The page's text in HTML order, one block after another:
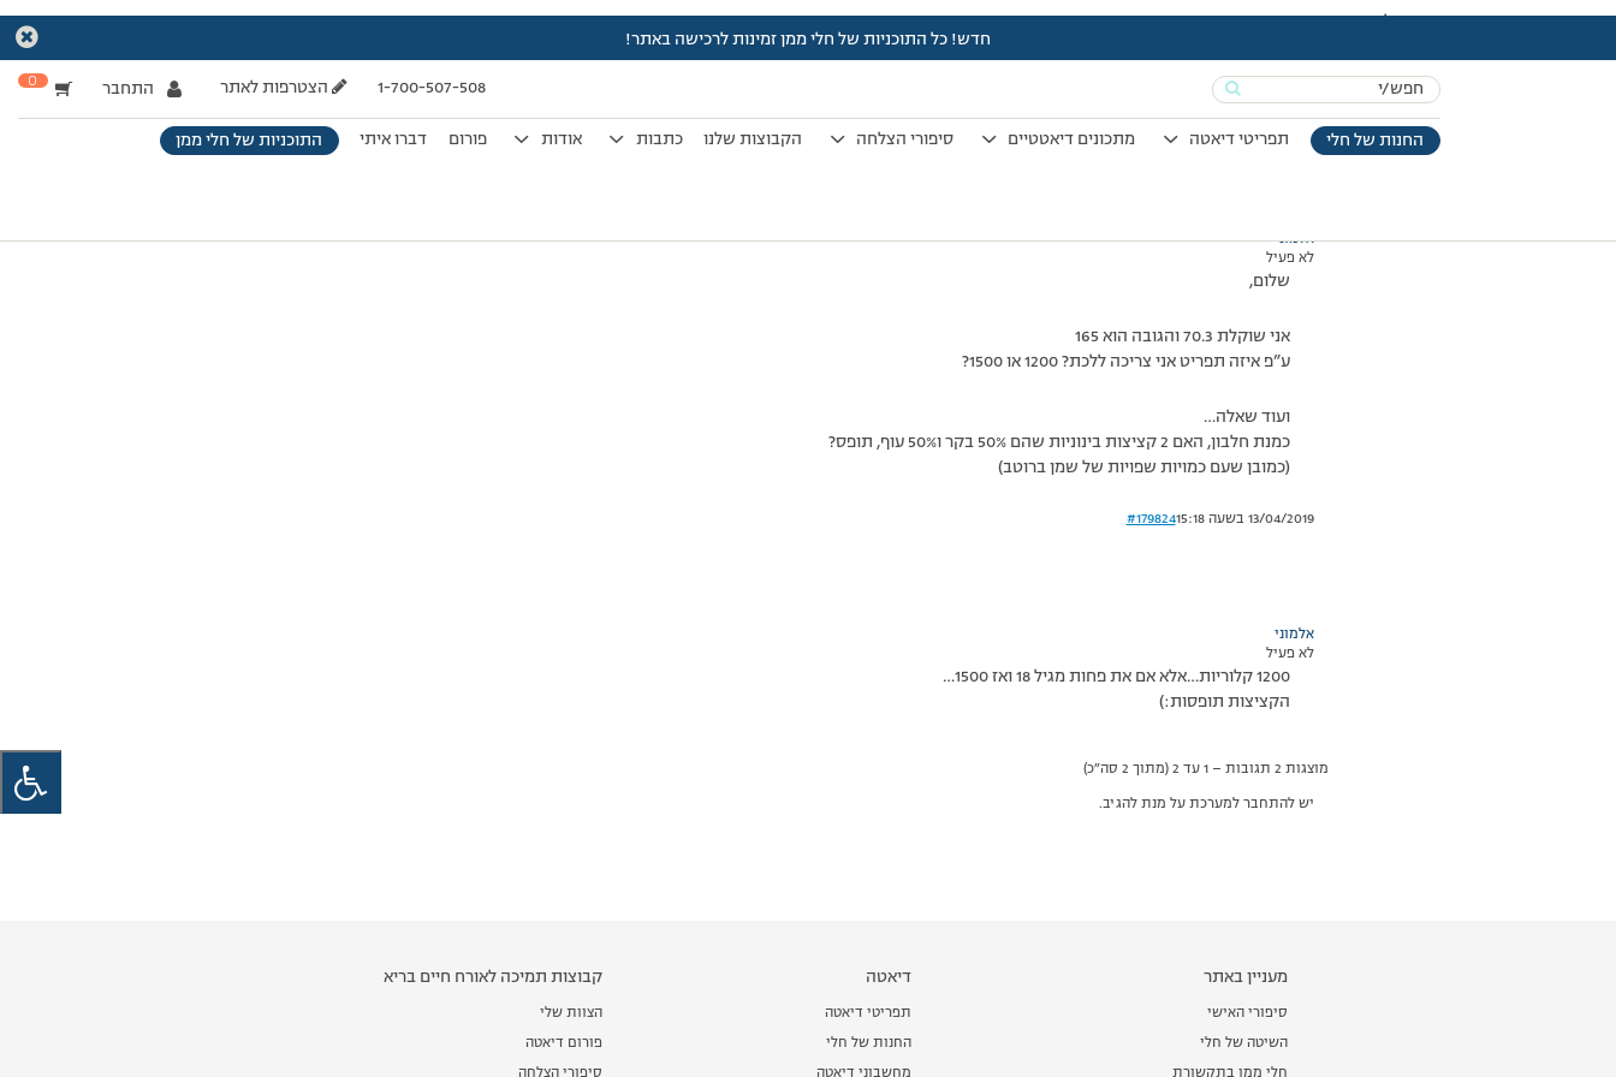
חדש! כל התוכניות של חלי ממן זמינות לרכישה באתר!
Search
for:
1-700-507-508 הצטרפות לאתר התחבר 0
החנות של חלי תפריטי דיאטה מתכונים דיאטטיים סיפורי הצלחה הקבוצות שלנו כתבות אודות פורום דברו איתי התוכניות של חלי ממן
עמוד הבית>דיונים>פורום>עצה לגבי תפריט
מוצגות 2 תגובות – 1 עד 2 (מתוך 2 סה״כ)
13/06/2011 בשעה 14:06
#179823
אלמוני
לא פעיל
שלום,
אני שוקלת 70.3 והגובה הוא 165
ע”פ איזה תפריט אני צריכה ללכת? 1200 או 1500?
ועוד שאלה…
כמנת חלבון, האם 2 קציצות בינוניות שהם 50% בקר ו50% עוף, תופס?
(כמובן שעם כמויות שפויות של שמן ברוטב)
13/04/2019 בשעה 15:18 #179824
אלמוני
לא פעיל
1200 קלוריות…אלא אם את פחות מגיל 18 ואז 1500…
הקציצות תופסות:)
מוצגות 2 תגובות – 1 עד 2 (מתוך 2 סה״כ)
יש להתחבר למערכת על מנת להגיב.
מעניין באתר
סיפורי האישי
השיטה של חלי
דיאטה
תפריטי דיאטה
החנות של חלי
קבוצות תמיכה לאורח חיים בריא
הצוות שלי
פורום דיאטה